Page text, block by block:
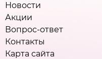
Новости
Акции
Вопрос-ответ
Контакты
Карта сайта